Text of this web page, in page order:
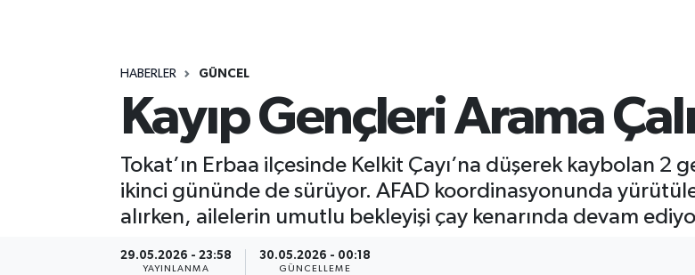
HABERLER GÜNCEL
Kayıp Gençleri Arama
Tokat’ın Erbaa ilçesinde Kelkit Çayı’na düşerek kaybolan 2
ikinci gününde de sürüyor. AFAD koordinasyonunda
alırken, ailelerin umutlu bekleyişi çay kenarında devam
29.05.2026 - 23:58
YAYINLANMA
30.05.2026 - 00:18
GÜNCELLEME
ÖZEL HABER
RESMİ İLANLAR
SOSYAL YARDIMLAR